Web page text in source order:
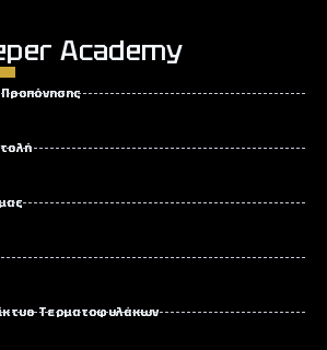
Academy
Τερματοφυλάκων